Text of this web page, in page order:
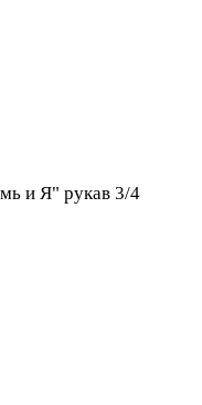
и Я" рукав 3/4